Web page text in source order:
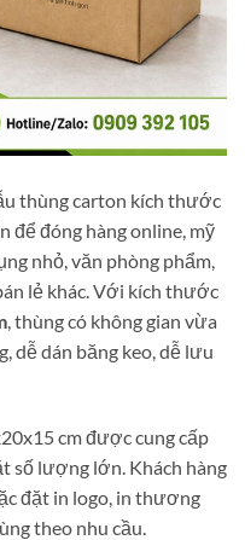
thùng carton kích thước
để đóng hàng online, mỹ
nhỏ, văn phòng phẩm,
lẻ khác. Với kích thước
, thùng có không gian vừa
dễ dán băng keo, dễ lưu
cm được cung cấp
số lượng lớn. Khách hàng
đặt in logo, in thương
theo nhu cầu.